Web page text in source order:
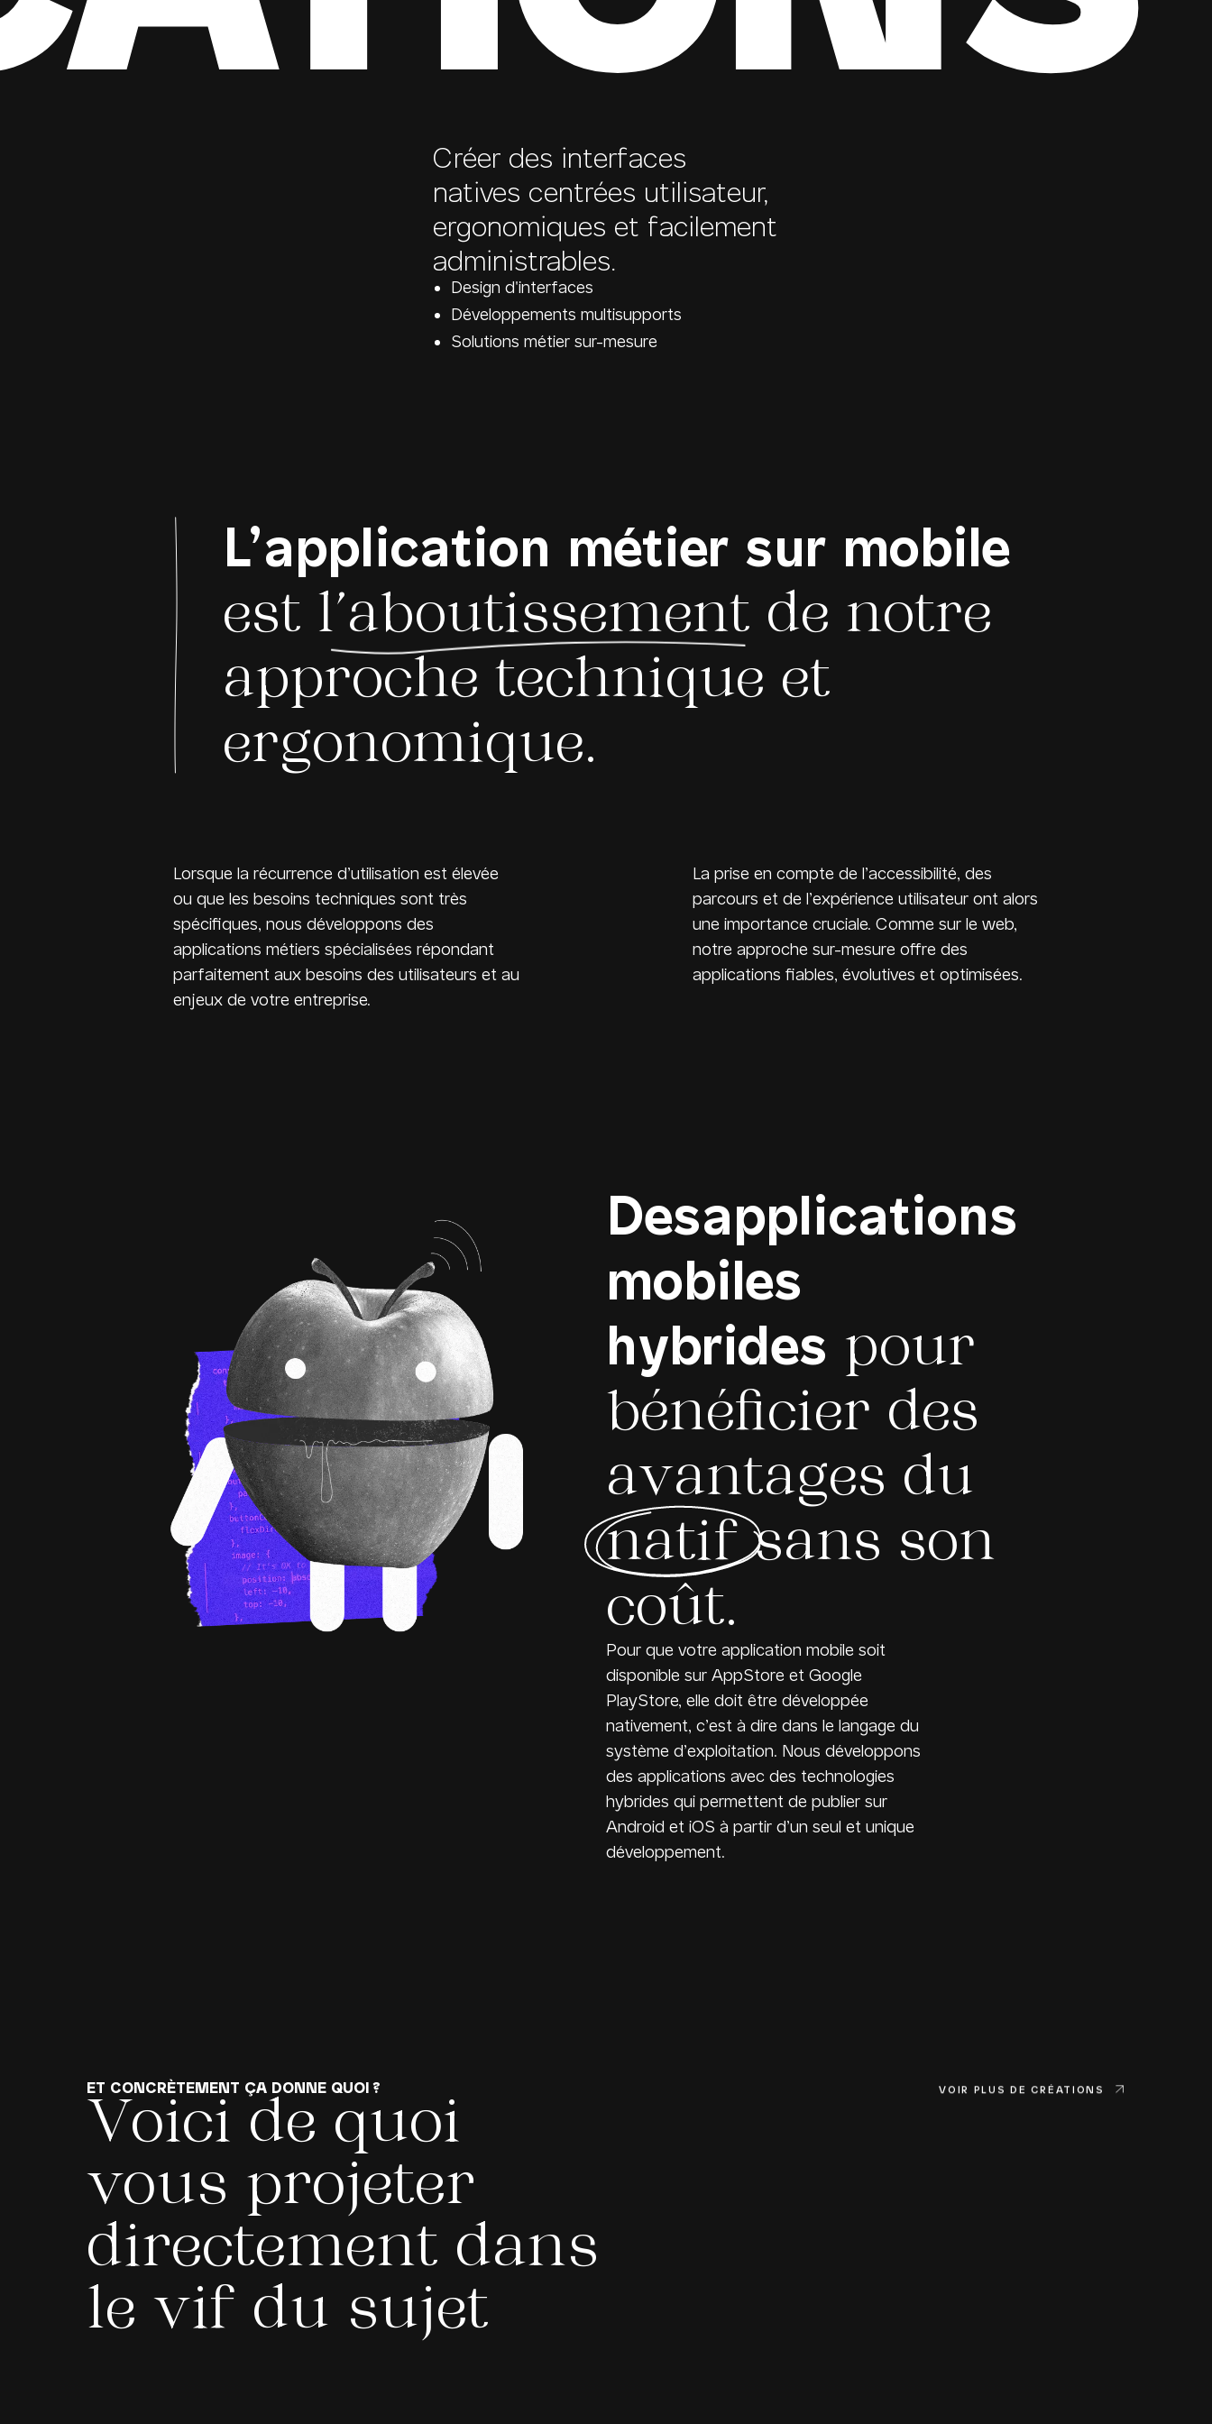
Créer des interfaces
natives centrées utilisateur,
ergonomiques et facilement
administrables.
Design d'interfaces
Développements multisupports
Solutions métier sur-mesure
L’application métier sur mobile
est l’aboutissement de notre
approche technique et
ergonomique.
Lorsque la récurrence d’utilisation est élevée
ou que les besoins techniques sont très
spécifiques, nous développons des
applications métiers spécialisées répondant
parfaitement aux besoins des utilisateurs et au
enjeux de votre entreprise.
La prise en compte de l’accessibilité, des
parcours et de l’expérience utilisateur ont alors
une importance cruciale. Comme sur le web,
notre approche sur-mesure offre des
applications fiables, évolutives et optimisées.
Desapplications
mobiles
hybrides pour
bénéficier des
avantages du
natifsans son
coût.
Pour que votre application mobile soit
disponible sur AppStore et Google
PlayStore, elle doit être développée
nativement, c’est à dire dans le langage du
système d’exploitation. Nous développons
des applications avec des technologies
hybrides qui permettent de publier sur
Android et iOS à partir d’un seul et unique
développement.
ET CONCRÈTEMENT ÇA DONNE QUOI ? VOIR PLUS DE CRÉATIONS
Voici de quoi
vous projeter
directement dans
le vif du sujet